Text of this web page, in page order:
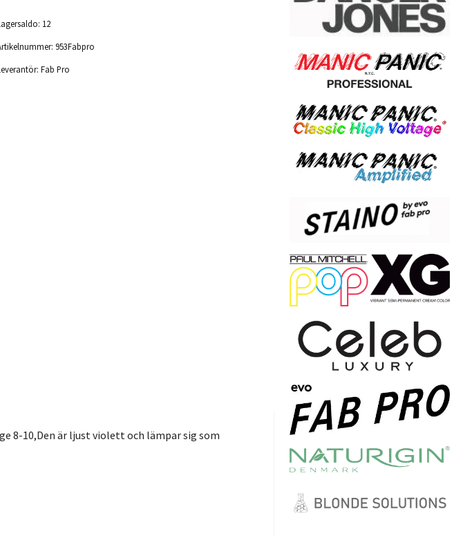
12
953Fabpro
Fab Pro
8-10,Den är ljust violett och lämpar sig som